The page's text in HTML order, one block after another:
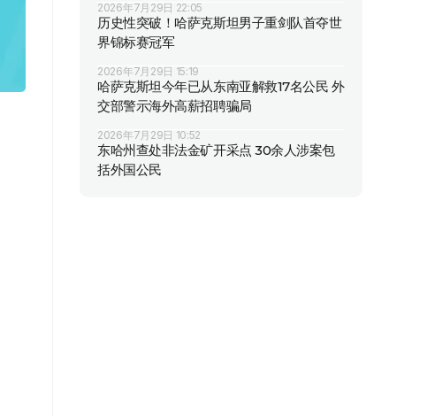
2026年7月29日 22:05
历史性突破！哈萨克斯坦男子重剑队首夺世
界锦标赛冠军
2026年7月29日 15:19
哈萨克斯坦今年已从东南亚解救17名公民 外
交部警示海外高薪招聘骗局
2026年7月29日 10:52
东哈州查处非法金矿开采点 30余人涉案包
括外国公民